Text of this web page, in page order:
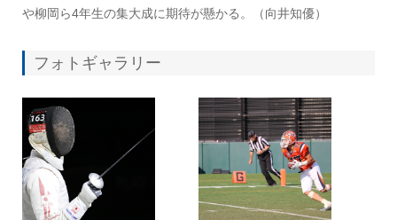
や柳岡ら4年生の集大成に期待が懸かる。（向井知優）
フォトギャラリー